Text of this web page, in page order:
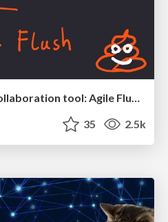
Creating an realtime collaboration tool: Agile Flush - .NET Oxford
35 2.5k